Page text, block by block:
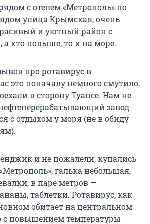
с отелем «Метрополь» по
улица Крымская, очень
и уютный район с
кто повыше, то и на море.
про ротавирус в
это поначалу немного смутило,
в сторону Туапсе. Нам не
завод
с отдыхом у моря (не в обиду
и не пожалели, купались
галька небольшая,
в паре метров —
таблетки. Ротавирус, как
обитает на центральном
с повышением температуры